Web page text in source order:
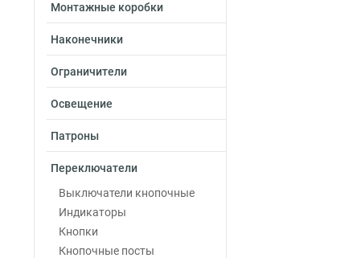
Монтажные коробки
Наконечники
Ограничители
Освещение
Патроны
Переключатели
Выключатели кнопочные
Индикаторы
Кнопки
Кнопочные посты